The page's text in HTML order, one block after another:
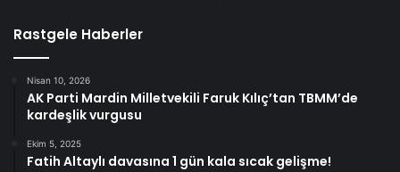
Rastgele Haberler
Nisan 10, 2026
AK Parti Mardin Milletvekili Faruk Kılıç’tan TBMM’de
kardeşlik vurgusu
Ekim 5, 2025
Fatih Altaylı davasına 1 gün kala sıcak gelişme!